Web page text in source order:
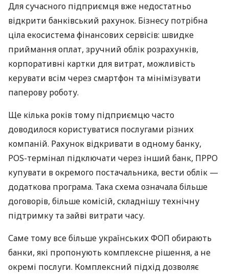
Для сучасного підприємця вже недостатньо
відкрити банківський рахунок. Бізнесу потрібна
ціла екосистема фінансових сервісів: швидке
приймання оплат, зручний облік розрахунків,
корпоративні картки для витрат, можливість
керувати всім через смартфон та мінімізувати
паперову роботу.
Ще кілька років тому підприємцю часто
доводилося користуватися послугами різних
компаній. Рахунок відкривати в одному банку,
POS-термінал підключати через інший банк, ПРРО
купувати в окремого постачальника, вести облік —
додаткова програма. Така схема означала більше
договорів, більше комісій, складнішу технічну
підтримку та зайві витрати часу.
Саме тому все більше українських ФОП обирають
банки, які пропонують комплексне рішення, а не
окремі послуги. Комплексний підхід дозволяє